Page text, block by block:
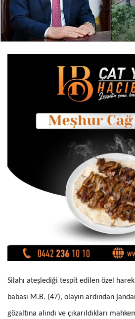
Silahı ateşlediği tespit edilen özel
babası M.B. (47), olayın ardından
gözaltına alındı ve çıkarıldıkları